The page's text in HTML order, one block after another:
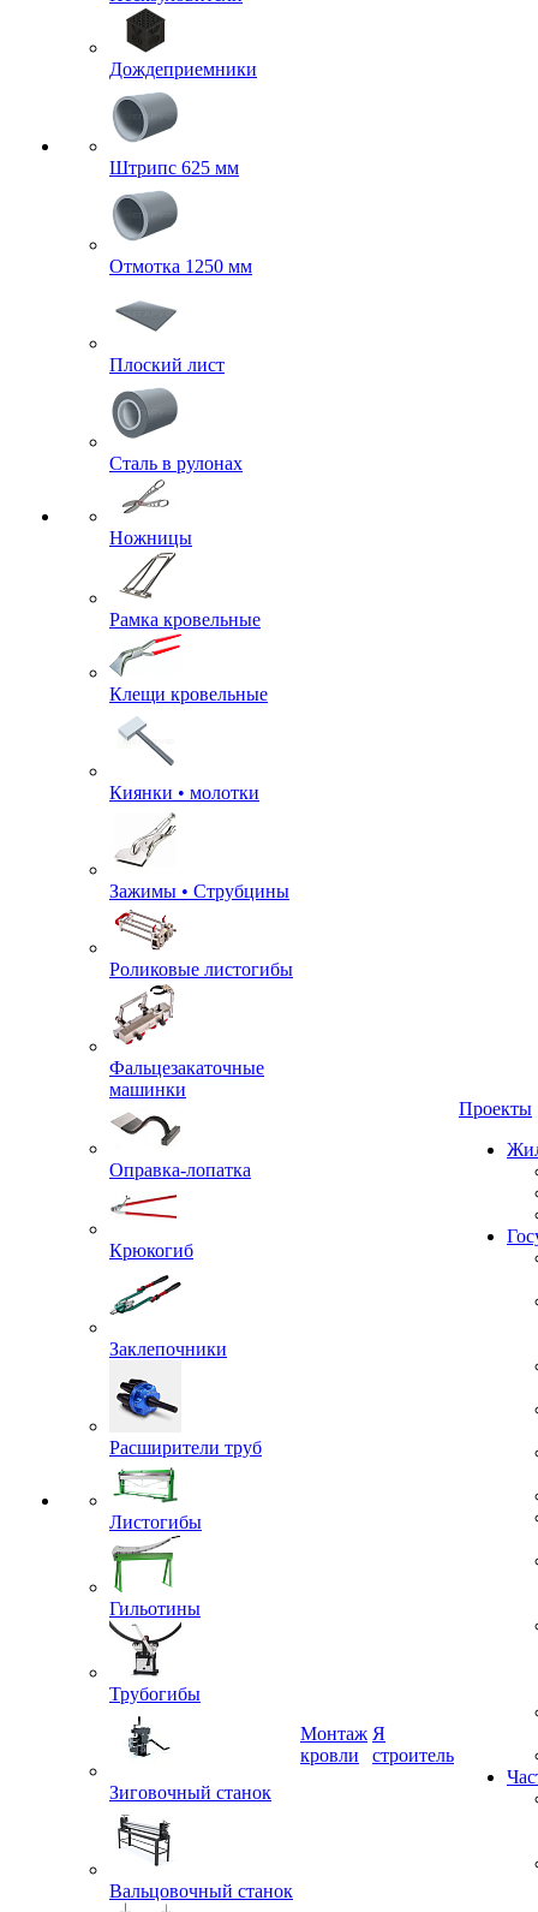
Дождеприемники
Штрипс 625 мм
Отмотка 1250 мм
Плоский лист
Сталь в рулонах
Ножницы
Рамка кровельные
Клещи кровельные
Киянки • молотки
Зажимы • Струбцины
Роликовые листогибы
Фальцезакаточные
машинки
Оправка-лопатка
Крюкогиб
Заклепочники
Расширители труб
Листогибы
Гильотины
Трубогибы
Зиговочный станок
Вальцовочный станок
Проекты